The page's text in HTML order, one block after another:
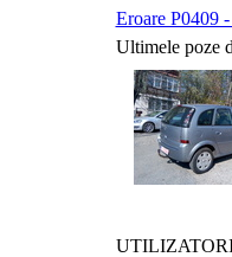
Eroare P0409
Ultimele poze